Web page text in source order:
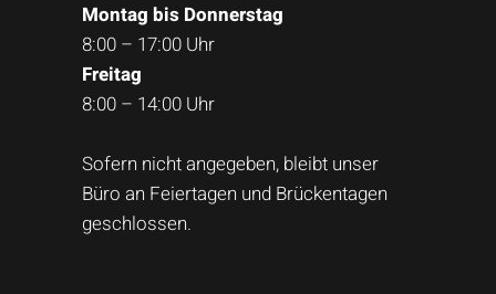
Montag bis Donnerstag
8:00 – 17:00 Uhr
Freitag
8:00 – 14:00 Uhr
Sofern nicht angegeben, bleibt unser
Büro an Feiertagen und Brückentagen
geschlossen.